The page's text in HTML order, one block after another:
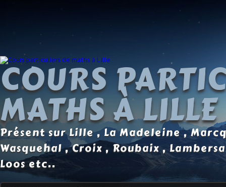
COURS
MATHS À LILLE
Présent sur Lille , La Madeleine ,
Wasquehal , Croix , Roubaix ,
Loos etc..